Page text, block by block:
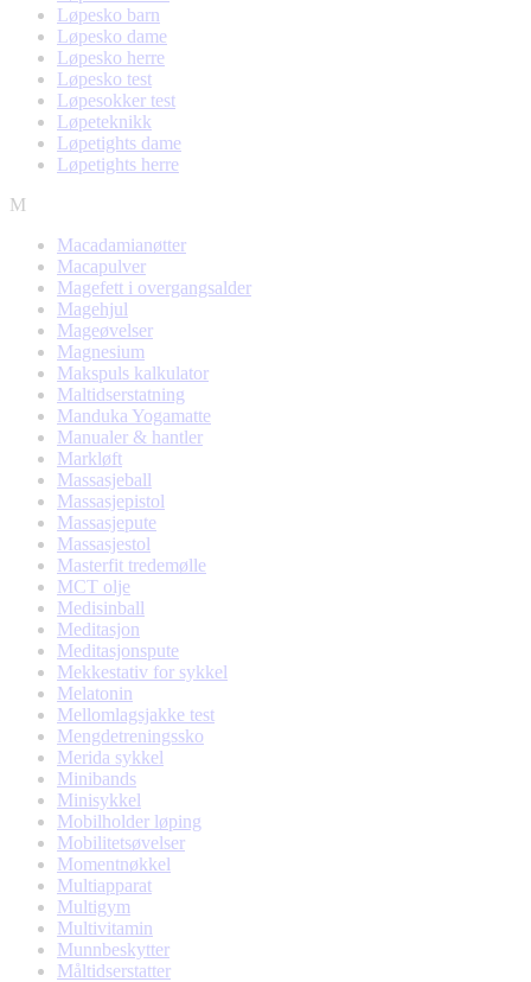
Løpesko barn
Løpesko dame
Løpesko herre
Løpesko test
Løpesokker test
Løpeteknikk
Løpetights dame
Løpetights herre
M
Macadamianøtter
Macapulver
Magefett i overgangsalder
Magehjul
Mageøvelser
Magnesium
Makspuls kalkulator
Maltidserstatning
Manduka Yogamatte
Manualer & hantler
Markløft
Massasjeball
Massasjepistol
Massasjepute
Massasjestol
Masterfit tredemølle
MCT olje
Medisinball
Meditasjon
Meditasjonspute
Mekkestativ for sykkel
Melatonin
Mellomlagsjakke test
Mengdetreningssko
Merida sykkel
Minibands
Minisykkel
Mobilholder løping
Mobilitetsøvelser
Momentnøkkel
Multiapparat
Multigym
Multivitamin
Munnbeskytter
Måltidserstatter